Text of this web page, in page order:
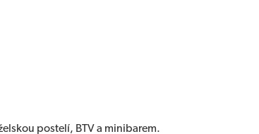
postelí, BTV a minibarem.